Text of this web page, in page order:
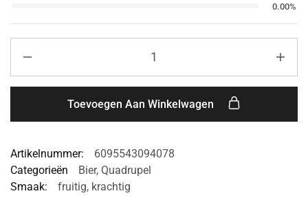
0.00%
Toevoegen Aan Winkelwagen
Artikelnummer:
6095543094078
Categorieën
Bier, Quadrupel
Smaak:
fruitig, krachtig